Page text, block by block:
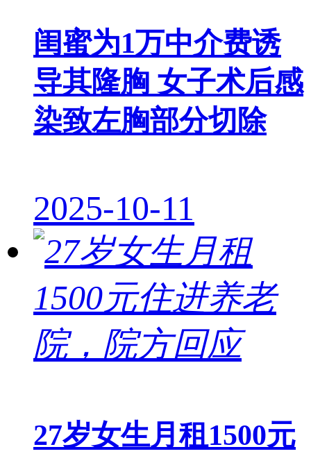
闺蜜为1万中介费诱
导其隆胸 女子术后感
染致左胸部分切除
2025-10-11
27岁女生月租1500元